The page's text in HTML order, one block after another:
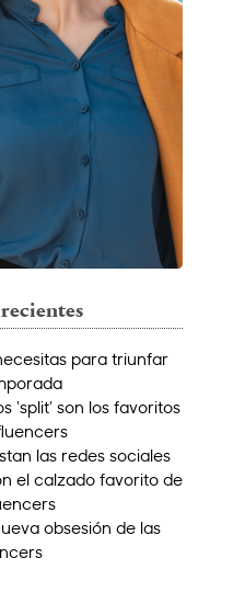
para triunfar
‘split’ son los favoritos
las redes sociales
el calzado favorito de
obsesión de las